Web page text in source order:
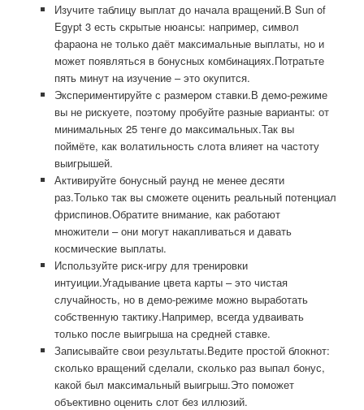
Изучите таблицу выплат до начала вращений.В Sun of
Egypt 3 есть скрытые нюансы: например, символ
фараона не только даёт максимальные выплаты, но и
может появляться в бонусных комбинациях.Потратьте
пять минут на изучение – это окупится.
Экспериментируйте с размером ставки.В демо-режиме
вы не рискуете, поэтому пробуйте разные варианты: от
минимальных 25 тенге до максимальных.Так вы
поймёте, как волатильность слота влияет на частоту
выигрышей.
Активируйте бонусный раунд не менее десяти
раз.Только так вы сможете оценить реальный потенциал
фриспинов.Обратите внимание, как работают
множители – они могут накапливаться и давать
космические выплаты.
Используйте риск-игру для тренировки
интуиции.Угадывание цвета карты – это чистая
случайность, но в демо-режиме можно выработать
собственную тактику.Например, всегда удваивать
только после выигрыша на средней ставке.
Записывайте свои результаты.Ведите простой блокнот:
сколько вращений сделали, сколько раз выпал бонус,
какой был максимальный выигрыш.Это поможет
объективно оценить слот без иллюзий.